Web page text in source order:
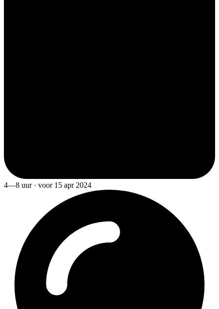
4—8 uur · voor 15 apr 2024